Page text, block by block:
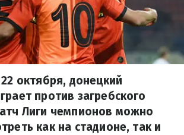
октября, донецкий
против загребского
Лиги чемпионов можно
как на стадионе, так и